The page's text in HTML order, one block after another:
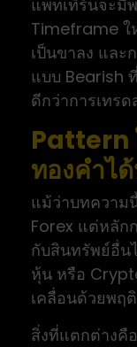
แพทเทิร์นจะมี
Timeframe ใ
เป็นขาลง และ
แบบ Bearish
ดีกว่าการเทร
Pattern
ทองคำไ
แม้ว่าบทความ
Forex แต่หลัก
กับสินทรัพย์อื่น
หุ้น หรือ
เคลื่อนด้วยพฤ
สิ่งที่แตกต่างคื